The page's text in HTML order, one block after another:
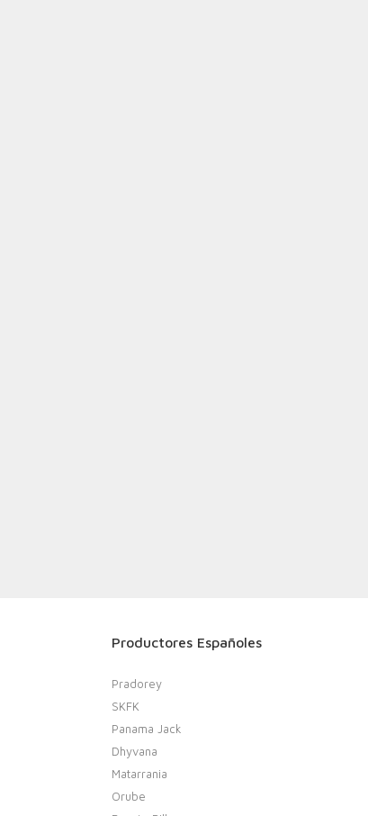
Productores Españoles
Pradorey
SKFK
Panama Jack
Dhyvana
Matarrania
Orube